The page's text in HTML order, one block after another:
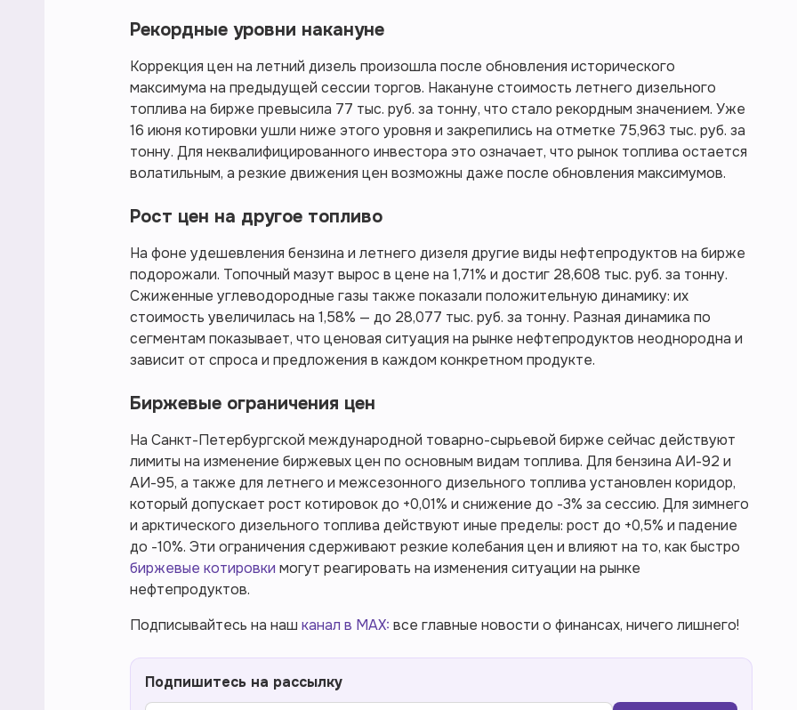
Рекордные уровни накануне
Коррекция цен на летний дизель произошла после обновления исторического
максимума на предыдущей сессии торгов. Накануне стоимость летнего дизельного
топлива на бирже превысила 77 тыс. руб. за тонну, что стало рекордным значением. Уже
16 июня котировки ушли ниже этого уровня и закрепились на отметке 75,963 тыс. руб. за
тонну. Для неквалифицированного инвестора это означает, что рынок топлива остается
волатильным, а резкие движения цен возможны даже после обновления максимумов.
Рост цен на другое топливо
На фоне удешевления бензина и летнего дизеля другие виды нефтепродуктов на бирже
подорожали. Топочный мазут вырос в цене на 1,71% и достиг 28,608 тыс. руб. за тонну.
Сжиженные углеводородные газы также показали положительную динамику: их
стоимость увеличилась на 1,58% — до 28,077 тыс. руб. за тонну. Разная динамика по
сегментам показывает, что ценовая ситуация на рынке нефтепродуктов неоднородна и
зависит от спроса и предложения в каждом конкретном продукте.
Биржевые ограничения цен
На Санкт-Петербургской международной товарно-сырьевой бирже сейчас действуют
лимиты на изменение биржевых цен по основным видам топлива. Для бензина АИ-92 и
АИ-95, а также для летнего и межсезонного дизельного топлива установлен коридор,
который допускает рост котировок до +0,01% и снижение до -3% за сессию. Для зимнего
и арктического дизельного топлива действуют иные пределы: рост до +0,5% и падение
до -10%. Эти ограничения сдерживают резкие колебания цен и влияют на то, как быстро
биржевые котировки могут реагировать на изменения ситуации на рынке
нефтепродуктов.
Подписывайтесь на наш канал в MAX: все главные новости о финансах, ничего лишнего!
Подпишитесь на рассылку